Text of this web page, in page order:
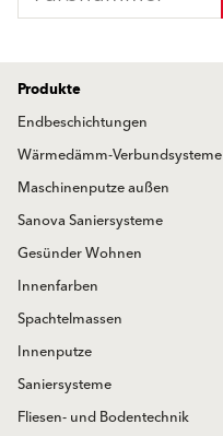
Produkte
Endbeschichtungen
Wärmedämm-Verbundsysteme
Maschinenputze außen
Sanova Saniersysteme
Gesünder Wohnen
Innenfarben
Spachtelmassen
Innenputze
Saniersysteme
Fliesen- und Bodentechnik